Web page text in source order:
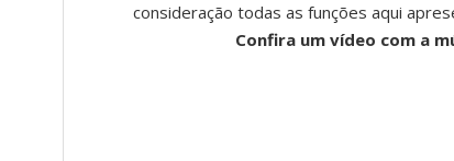
consideração todas as funções aqui
Confira um vídeo com a